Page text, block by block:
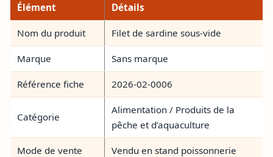
Élément Détails
Nom du produit Filet de sardine sous-vide
Marque Sans marque
Référence fiche 2026-02-0006
Catégorie
Alimentation / Produits de la
pêche et d’aquaculture
Mode de vente Vendu en stand poissonnerie